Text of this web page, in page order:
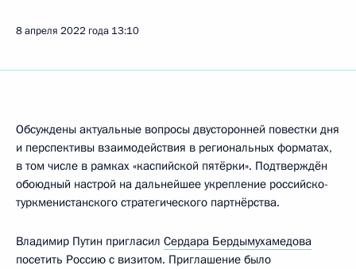
8 апреля 2022 года 13:10
Обсуждены актуальные вопросы двусторонней повестки дня
и перспективы взаимодействия в региональных форматах,
в том числе в рамках «каспийской пятёрки». Подтверждён
обоюдный настрой на дальнейшее укрепление российско-
туркменистанского стратегического партнёрства.
Владимир Путин пригласил Сердара Бердымухамедова
посетить Россию с визитом. Приглашение было